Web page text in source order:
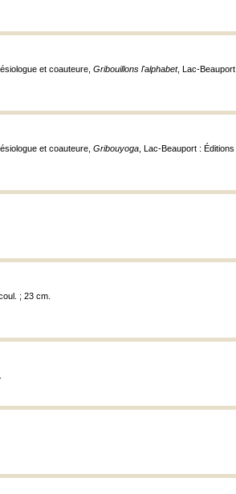
et coauteure, Gribouillons l'alphabet, Lac-Beauport
et coauteure, Gribouyoga , Lac-Beauport : Éditions
; 23 cm.